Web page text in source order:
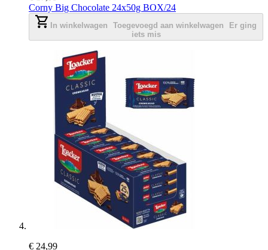
Corny Big Chocolate 24x50g BOX/24
In winkelwagen Toegevoegd aan winkelwagen
Er ging
iets mis
€ 24,99